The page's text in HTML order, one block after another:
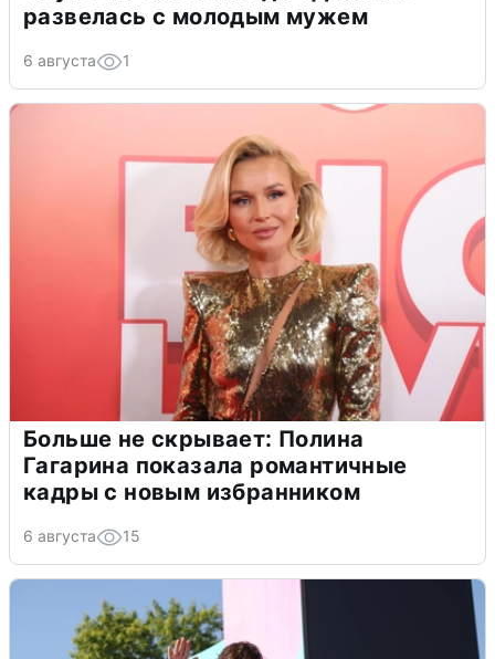
развелась с молодым мужем
6 августа 1
Больше не скрывает: Полина
Гагарина показала романтичные
кадры с новым избранником
6 августа 15